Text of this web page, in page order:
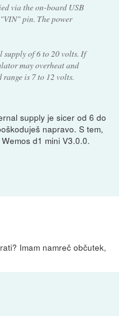
via the on-board USB
pin. The power
supply of 6 to 20 volts. If
may overheat and
range is 7 to 12 volts.
supply je sicer od 6 do
napravo. S tem,
d1 mini V3.0.0.
Imam namreč občutek,